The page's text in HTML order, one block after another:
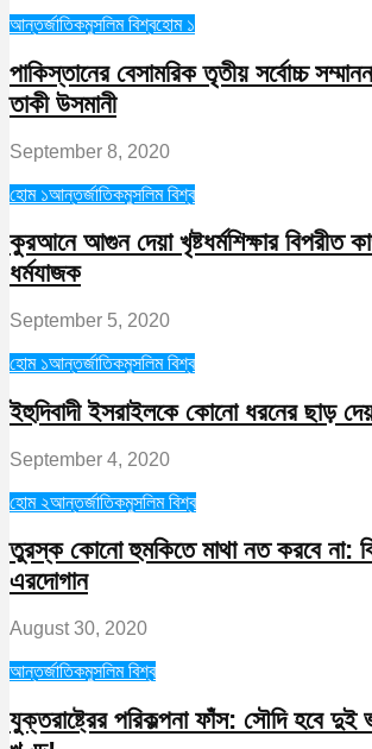
আন্তর্জাতিকমুসলিম বিশ্বহোম ১
পাকিস্তানের বেসামরিক তৃতীয় সর্বোচ্চ
তাকী উসমানী
September 8, 2020
হোম ১আন্তর্জাতিকমুসলিম বিশ্ব
কুরআনে আগুন দেয়া খৃষ্টধর্মশিক্ষার বিপরীত
ধর্মযাজক
September 5, 2020
হোম ১আন্তর্জাতিকমুসলিম বিশ্ব
ইহুদিবাদী ইসরাইলকে কোনো ধরনের ছাড়
September 4, 2020
হোম ২আন্তর্জাতিকমুসলিম বিশ্ব
তুরস্ক কোনো হুমকিতে মাথা নত করবে না:
এরদোগান
August 30, 2020
আন্তর্জাতিকমুসলিম বিশ্ব
যুক্তরাষ্ট্রের পরিকল্পনা ফাঁস: সৌদি হবে দুই